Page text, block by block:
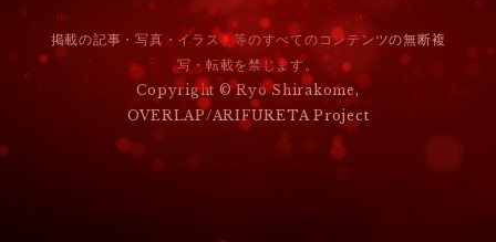
ゲ
シ
掲載の記事・写真・イラスト等のすべてのコンテンツの無断複
写・転載を禁じます。
Copyright © Ryo Shirakome,
OVERLAP/ARIFURETA Project